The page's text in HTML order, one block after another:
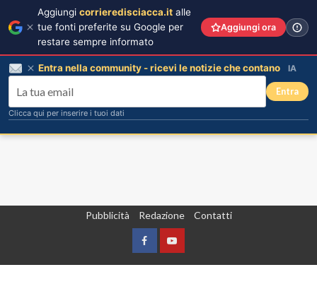
Pubblicità Redazione Contatti
FacebookYountube
Aggiungi corrieredisciacca.it alle
tue fonti preferite su Google per
restare sempre informato
Aggiungi ora
Entra nella community - ricevi le notizie che contano IA
Entra
Clicca qui per inserire i tuoi dati